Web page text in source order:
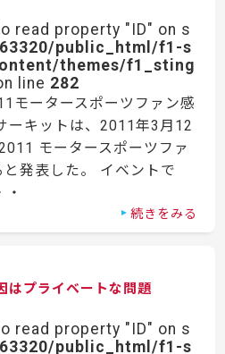
read property "ID" on s
public_html/f1-s
themes/f1_sting
line 282
モータースポーツファン感
キットは、2011年3月12
モータースポーツファ
発表した。 イベントで
続きをみる
はプライベートな問題
read property "ID" on s
public_html/f1-s